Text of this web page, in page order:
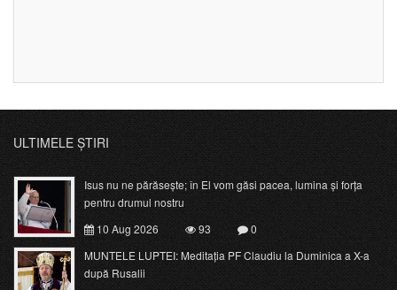
ULTIMELE ȘTIRI
Isus nu ne părăsește; în El vom găsi pacea, lumina și forța
pentru drumul nostru
10 Aug 2026
93
0
MUNTELE LUPTEI: Meditația PF Claudiu la Duminica a X-a
după Rusalii